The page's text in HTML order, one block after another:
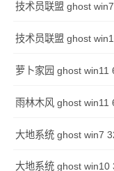
技术员联盟 ghost
技术员联盟 ghost
萝卜家园 ghost win11
雨林木风 ghost win11
大地系统 ghost win7
大地系统 ghost win10